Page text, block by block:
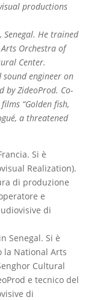
productions
Senegal. He trained
Orchestra of
Center.
sound engineer on
by ZideoProd. Co-
“Golden fish,
a threatened
Si è
Realization).
di produzione
e
di
Senegal. Si è
la National Arts
Cultural
e tecnico del
di